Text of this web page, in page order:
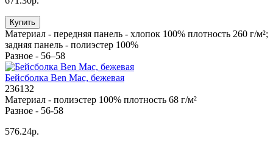
Купить
Материал - передняя панель - хлопок 100% плотность 260 г/м²;
задняя панель - полиэстер 100%
Разное - 56–58
Бейсболка Ben Mac, бежевая
236132
Материал - полиэстер 100% плотность 68 г/м²
Разное - 56-58
576.24р.